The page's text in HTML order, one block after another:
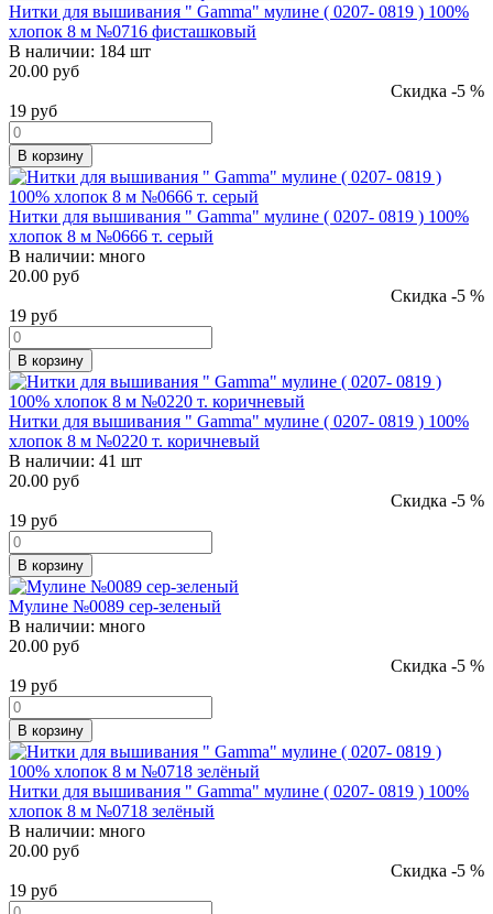
Нитки для вышивания " Gamma" мулине ( 0207- 0819 ) 100%
хлопок 8 м №0716 фисташковый
В наличии: 184 шт
20.00 руб
Скидка -5 %
19 руб
В корзину
Нитки для вышивания " Gamma" мулине ( 0207- 0819 ) 100%
хлопок 8 м №0666 т. серый
В наличии: много
20.00 руб
Скидка -5 %
19 руб
В корзину
Нитки для вышивания " Gamma" мулине ( 0207- 0819 ) 100%
хлопок 8 м №0220 т. коричневый
В наличии: 41 шт
20.00 руб
Скидка -5 %
19 руб
В корзину
Мулине №0089 сер-зеленый
В наличии: много
20.00 руб
Скидка -5 %
19 руб
В корзину
Нитки для вышивания " Gamma" мулине ( 0207- 0819 ) 100%
хлопок 8 м №0718 зелёный
В наличии: много
20.00 руб
Скидка -5 %
19 руб